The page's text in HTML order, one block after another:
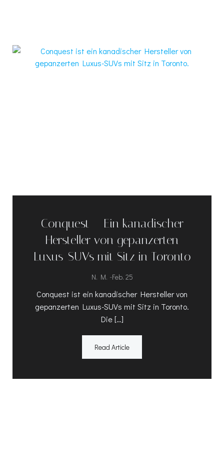
Conquest – Ein kanadischer
Hersteller von gepanzerten
Luxus-SUVs mit Sitz in Toronto
N. M. -Feb. 25
Conquest ist ein kanadischer Hersteller von
gepanzerten Luxus-SUVs mit Sitz in Toronto.
Die […]
Read Article